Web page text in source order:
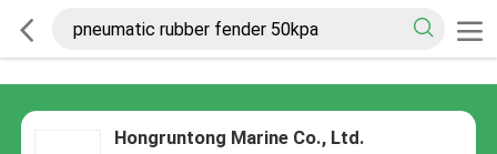
Hongruntong Marine Co., Ltd.